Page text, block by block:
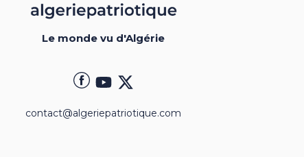
Le monde vu d'Algérie
contact@algeriepatriotique.com